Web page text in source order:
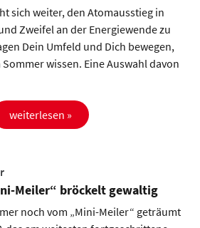
sich weiter, den Atomausstieg in
Zweifel an der Energiewende zu
Dein Umfeld und Dich bewegen,
wissen. Eine Auswahl davon
weiterlesen »
Meiler“ bröckelt gewaltig
noch vom „Mini-Meiler“ geträumt